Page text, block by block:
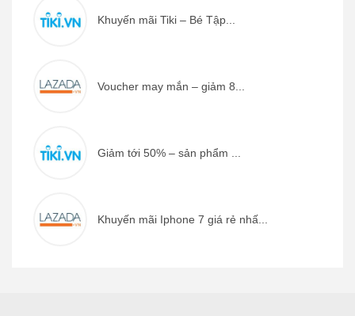
Khuyến mãi Tiki – Bé Tập...
Voucher may mắn – giảm 8...
Giảm tới 50% – sản phẩm ...
Khuyến mãi Iphone 7 giá rẻ nhấ...